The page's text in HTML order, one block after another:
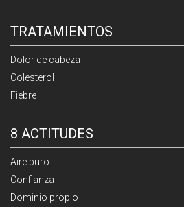
TRATAMIENTOS
Dolor de cabeza
Colesterol
Fiebre
8 ACTITUDES
Aire puro
Confianza
Dominio propio